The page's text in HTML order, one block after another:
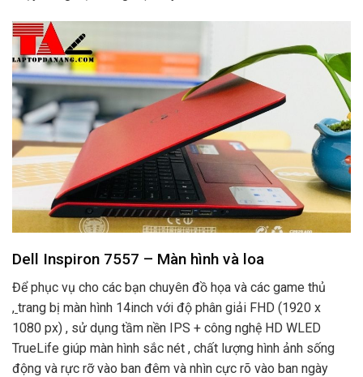
Dell Inspiron 7557 – Màn hình và loa
Để phục vụ cho các bạn chuyên đồ họa và các game thủ
, trang bị màn hình 14inch với độ phân giải FHD (1920 x
1080 px) , sử dụng tầm nền IPS + công nghệ HD WLED
TrueLife giúp màn hình sắc nét , chất lượng hình ảnh sống
động và rực rỡ vào ban đêm và nhìn cực rõ vào ban ngày